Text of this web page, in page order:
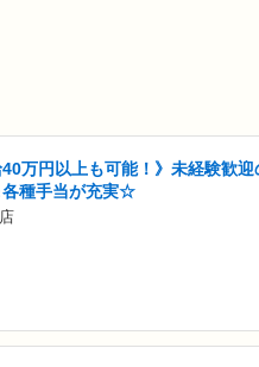
万円以上も可能！》未経験歓迎
各種手当が充実☆